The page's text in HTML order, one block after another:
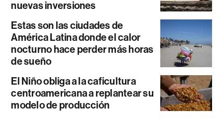
nuevas inversiones
Estas son las ciudades de
América Latina donde el calor
nocturno hace perder más horas
de sueño
El Niño obliga a la caficultura
centroamericana a replantear su
modelo de producción